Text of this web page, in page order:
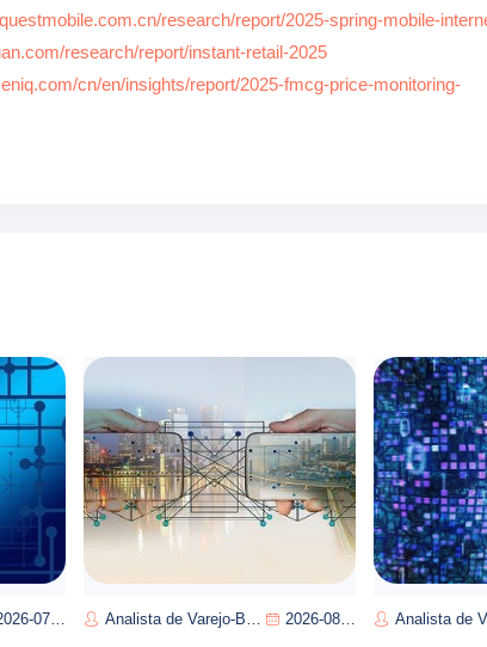
research/report/2025-spring-mobile-
research/report/instant-retail-2025
cn/en/insights/report/2025-fmcg-price-monitoring-
07-13 Analista de Varejo-Bruna Silva 2026-08-08 Analista de Varejo